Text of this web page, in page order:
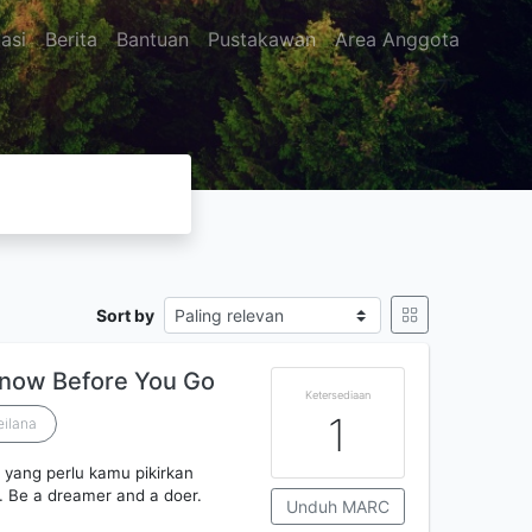
Berita Bantuan Pustakawan Area Anggota
Sort by
Before You Go
perlu kamu pikirkan
a dreamer and a doer.
Ketersediaan
1
Unduh MARC